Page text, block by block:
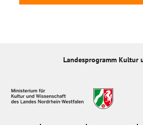
Landesprogramm Kultur